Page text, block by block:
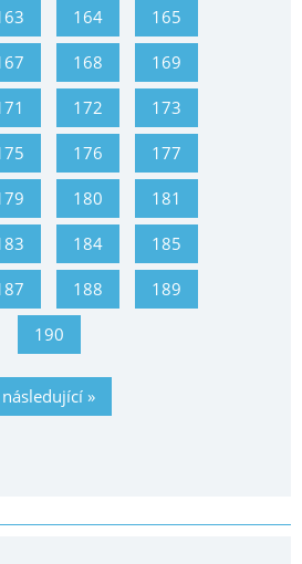
164 165
168 169
172 173
176 177
180 181
184 185
188 189
190
následující »